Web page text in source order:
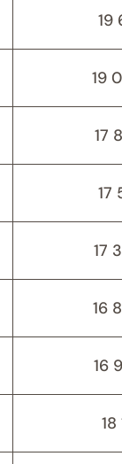
19
19
17
17
17
16
16
18